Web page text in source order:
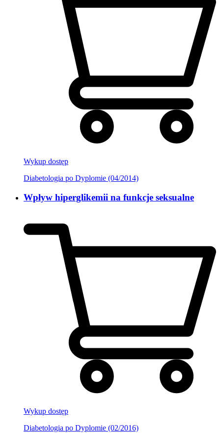
Wykup dostęp
Diabetologia po Dyplomie (04/2014)
Wpływ hiperglikemii na funkcje seksualne
Wykup dostęp
Diabetologia po Dyplomie (02/2016)